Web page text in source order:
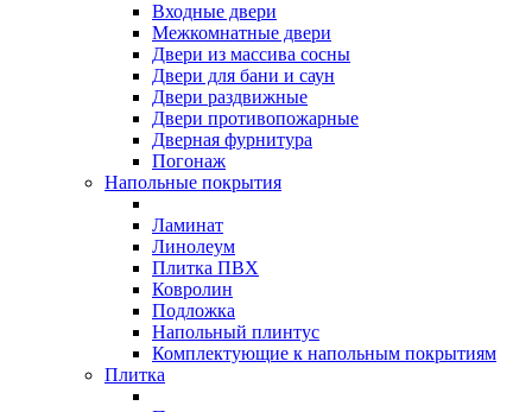
Входные двери
Межкомнатные двери
Двери из массива сосны
Двери для бани и саун
Двери раздвижные
Двери противопожарные
Дверная фурнитура
Погонаж
Напольные покрытия
Ламинат
Линолеум
Плитка ПВХ
Ковролин
Подложка
Напольный плинтус
Комплектующие к напольным покрытиям
Плитка